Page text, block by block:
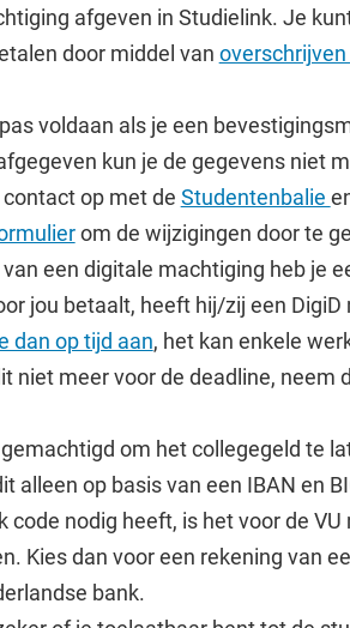
afgeven in Studielink. Je
door middel van overschrijven
voldaan als je een
kun je de gegevens niet
op met de Studentenbalie
om de wijzigingen door te
een digitale machtiging heb je
jou betaalt, heeft hij/zij een DigiD
dan op tijd aan, het kan enkele
niet meer voor de deadline, neem
om het collegegeld te
alleen op basis van een IBAN en
code nodig heeft, is het voor de
Kies dan voor een rekening van
bank.